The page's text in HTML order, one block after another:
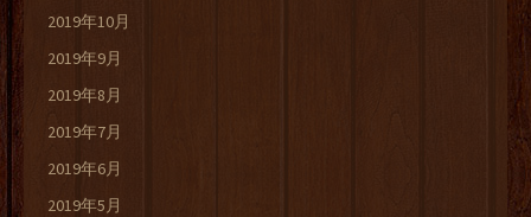
2019年10月
2019年9月
2019年8月
2019年7月
2019年6月
2019年5月